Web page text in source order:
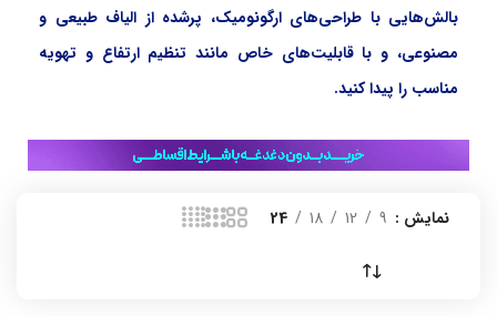
بالش‌هایی با طراحی‌های ارگونومیک، پرشده از الیاف طبیعی و
مصنوعی، و با قابلیت‌های خاص مانند تنظیم ارتفاع و تهویه
مناسب را پیدا کنید.
نمایش 9
12
18
24